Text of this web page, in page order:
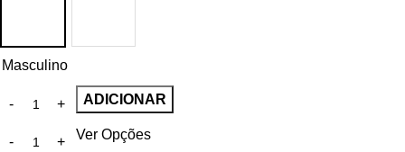
Masculino
ADICIONAR
Ver Opções